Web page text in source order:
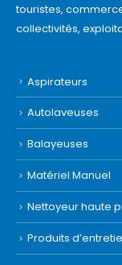
touristes,
collectivités,
Aspirateurs
Autolaveuses
Balayeuses
Matériel Manuel
Nettoyeur haute
Produits